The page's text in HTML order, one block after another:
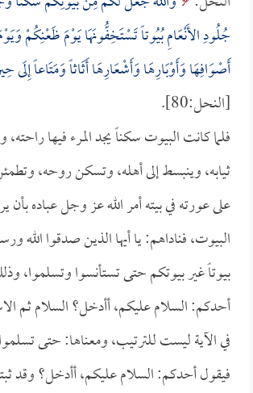
جُلُودِ الأَنْعَامِ بُيُوتاً تَسْتَخِفُّونَهَا يَوْمَ ظَعْنِكُمْ
أَصْوَافِهَا وَأَوْبَارِهَا وَأَشْعَارِهَا أَثَاثاً وَمَتَاعاً إِلَى
[النحل:80].
فلما كانت البيوت سكناً يجد المرء فيها
ثيابه، وينبسط إلى أهله، وتسكن روحه،
على عورته في بيته أمر الله عز وجل عباده
البيوت، فناداهم: يا أيها الذين صدقوا الله
بيوتاً غير بيوتكم حتى تستأنسوا وتسلموا،
أحدكم: السلام عليكم، أأدخل؟ السلام ثم
في الآية ليست للترتيب، ومعناها: حتى
فيقول أحدكم: السلام عليكم، أأدخل؟ وقد